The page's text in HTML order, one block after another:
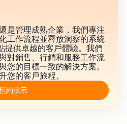
是管理成熟企業，我們專注
工作流程並釋放洞察的系統
供卓越的客戶體驗。我們
對銷售、行銷和服務工作流
您的目標一致的解決方案。
您的客戶旅程。
約演示